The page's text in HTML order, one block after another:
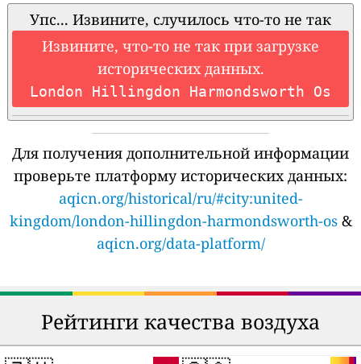
Упс... Извините, случилось что-то не так
Извините, что-то не так при загрузке
исторических данных.
London Hillingdon Harmondsworth Os
Для получения дополнительной информации
проверьте платформу исторических данных:
aqicn.org/historical/ru/#city:united-
kingdom/london-hillingdon-harmondsworth-os&
aqicn.org/data-platform/
Рейтинги качества воздуха